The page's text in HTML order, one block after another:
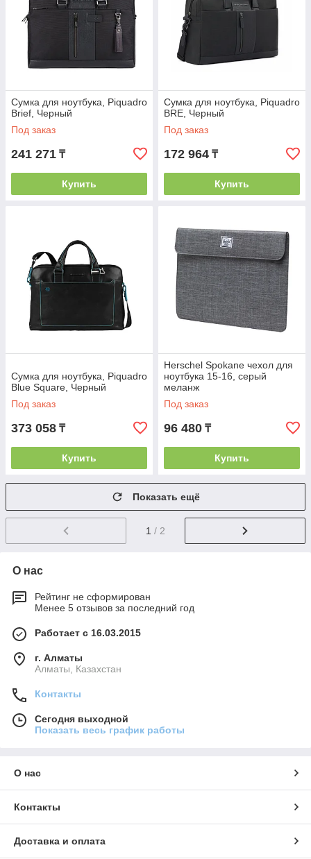
Сумка для ноутбука, Piquadro
Brief, Черный
Под заказ
241 271 ₸
Купить
Сумка для ноутбука, Piquadro
BRE, Черный
Под заказ
172 964 ₸
Купить
Сумка для ноутбука, Piquadro
Blue Square, Черный
Под заказ
373 058 ₸
Купить
Herschel Spokane чехол для
ноутбука 15-16, серый
меланж
Под заказ
96 480 ₸
Купить
Показать ещё
1 / 2
О нас
Рейтинг не сформирован
Менее 5 отзывов за последний год
Работает с 16.03.2015
г. Алматы
Алматы, Казахстан
Контакты
Сегодня выходной
Показать весь график работы
О нас
Контакты
Доставка и оплата